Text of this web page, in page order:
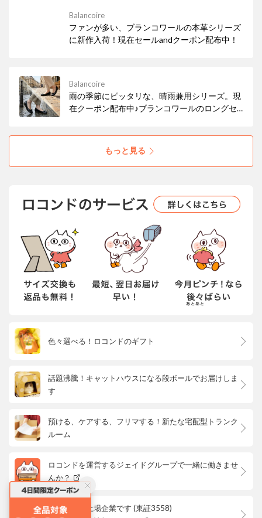
Balancoire
ファンが多い、ブランコワールの本革シリーズ
に新作入荷！現在セールandクーポン配布中！
Balancoire
雨の季節にピッタリな、晴雨兼用シリーズ。現
在クーポン配布中♪ブランコワールのロングセ
もっと見る
色々選べる！ロコンドのギフト
話題沸騰！キャットハウスになる段ボールでお届けしま
す
預ける、ケアする、フリマする！新たな宅配型トランク
ルーム
ロコンドを運営するジェイドグループで一緒に働きませ
んか？
ロコンドは上場企業です (東証3558)